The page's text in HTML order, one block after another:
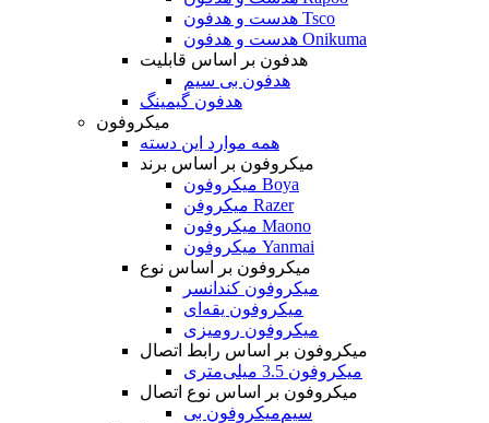
هدست و هدفون Tsco
هدست و هدفون Onikuma
هدفون بر اساس قابلیت
هدفون بی سیم
هدفون گیمینگ
میکروفون
همه موارد این دسته
میکروفون بر اساس برند
میکروفون Boya
میکروفن Razer
میکروفون Maono
میکروفون Yanmai
میکروفون بر اساس نوع
میکروفون کندانسر
میکروفون یقه‌ای
میکروفون رومیزی
میکروفون بر اساس رابط اتصال
میکروفون 3.5 میلی‌متری
میکروفون بر اساس نوع اتصال
میکروفون بی‌‎سیم